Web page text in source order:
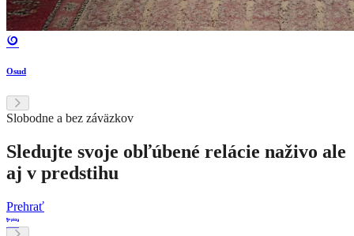
Osud
Slobodne a bez záväzkov
Sledujte svoje obľúbené relácie naživo ale
aj v predstihu
Prehrať